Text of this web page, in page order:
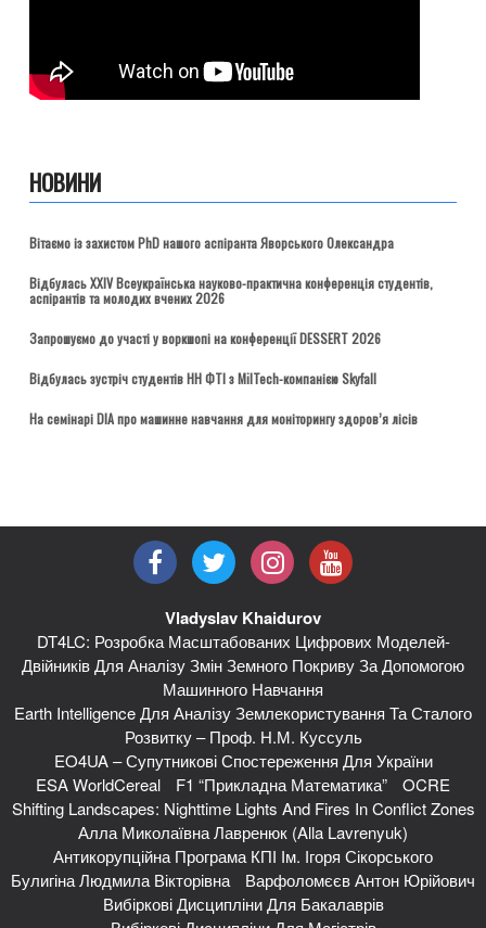
НОВИНИ
Вітаємо із захистом PhD нашого аспіранта Яворського Олександра
Відбулась ХХІV Всеукраїнська науково-практична конференція студентів,
аспірантів та молодих вчених 2026
Запрошуємо до участі у воркшопі на конференції DESSERT 2026
Відбулась зустріч студентів НН ФТІ з MilTech-компанією Skyfall
На семінарі DIA про машинне навчання для моніторингу здоров’я лісів
Vladyslav Khaidurov
DT4LC: Розробка Масштабованих Цифрових Моделей-
Двійників Для Аналізу Змін Земного Покриву За Допомогою
Машинного Навчання
Earth Intelligence Для Аналізу Землекористування Та Сталого
Розвитку – Проф. Н.М. Куссуль
EO4UA – Супутникові Спостереження Для України
ESA WorldCereal
F1 “Прикладна Математика”
OCRE
Shifting Landscapes: Nighttime Lights And Fires In Conflict Zones
Алла Миколаївна Лавренюк (Alla Lavrenyuk)
Антикорупційна Програма КПІ Ім. Ігоря Сікорського
Булигіна Людмила Вікторівна
Варфоломєєв Антон Юрійович
Вибіркові Дисципліни Для Бакалаврів